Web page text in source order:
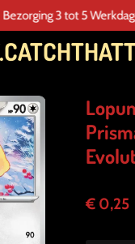
Bezorging 3 tot 5
€ 0,25